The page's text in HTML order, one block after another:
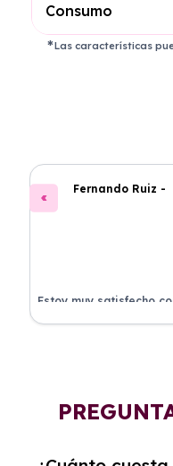
Consumo
Las características
Fernando Ruiz -
Estoy muy satisfecho
Renting. El coche está